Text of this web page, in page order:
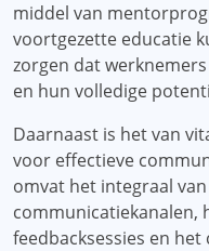
middel van
voortgezette educatie
zorgen dat
en hun volledige
Daarnaast is het van
voor effectieve
omvat het integraal
communicatiekanalen,
feedbacksessies en